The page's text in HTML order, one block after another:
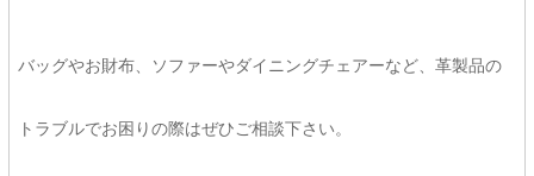
バッグやお財布、ソファーやダイニングチェアーなど、革製品の
トラブルでお困りの際はぜひご相談下さい。